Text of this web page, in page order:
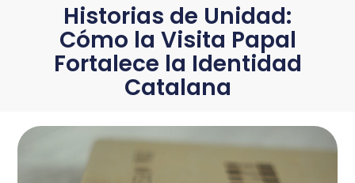
Historias de Unidad:
Cómo la Visita Papal
Fortalece la Identidad
Catalana